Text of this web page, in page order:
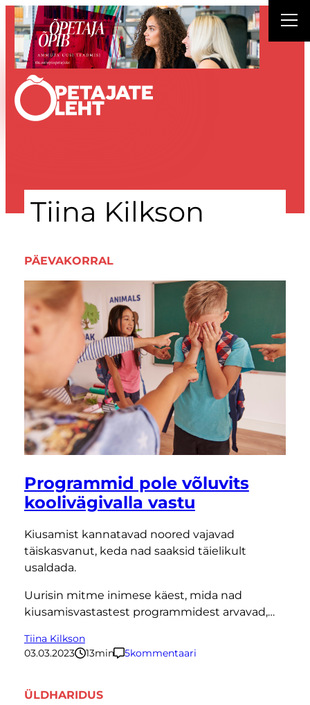
Liigu
sisu
juurde
Tiina Kilkson
PÄEVAKORRAL
Programmid pole võluvits
koolivägivalla vastu
Kiusamist kannatavad noored vajavad
täiskasvanut, keda nad saaksid täielikult
usaldada.
Uurisin mitme inimese käest, mida nad
kiusamisvastastest programmidest arvavad,…
Tiina Kilkson
03.03.2023
13minutit
5kommentaari
ÜLDHARIDUS